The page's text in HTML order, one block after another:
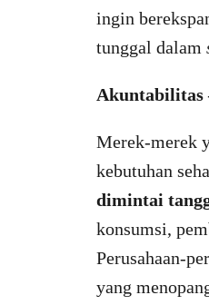
ingin
tunggal dalam
Akuntabilitas
Merek-merek
kebutuhan
dimintai
konsumsi,
Perusahaan-
yang